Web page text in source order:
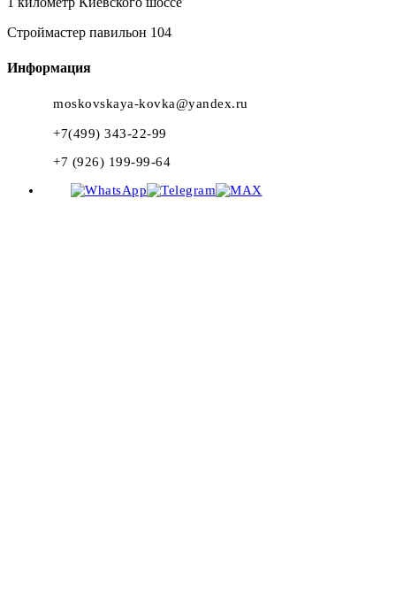
Строймастер павильон 104
Информация
moskovskaya-kovka@yandex.ru
+7(499) 343-22-99
+7 (926) 199-99-64